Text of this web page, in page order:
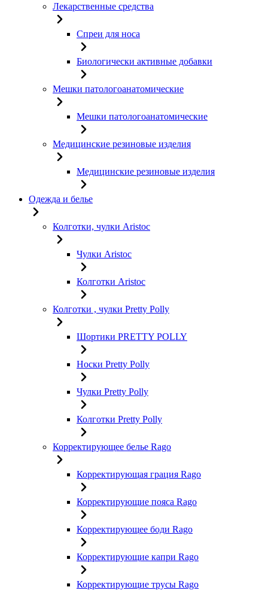
Лекарственные средства
Спреи для носа
Биологически активные добавки
Мешки патологоанатомические
Мешки патологоанатомические
Медицинские резиновые изделия
Медицинские резиновые изделия
Одежда и белье
Колготки, чулки Aristoc
Чулки Aristoc
Колготки Aristoc
Колготки , чулки Pretty Polly
Шортики PRETTY POLLY
Носки Pretty Polly
Чулки Pretty Polly
Колготки Pretty Polly
Корректирующее белье Rago
Корректирующая грация Rago
Корректирующие пояса Rago
Корректирующее боди Rago
Корректирующие капри Rago
Корректирующие трусы Rago